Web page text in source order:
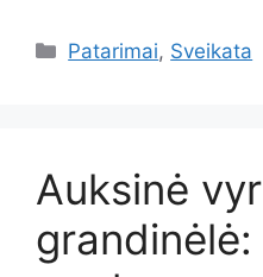
Kategorijos
Patarimai, Sveikata
Auksinė